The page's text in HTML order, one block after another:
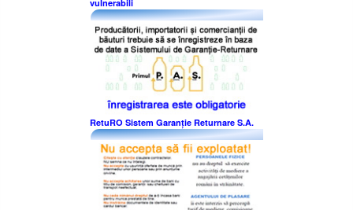
vulnerabili
RetuRO Sistem Garanție Returnare S.A.